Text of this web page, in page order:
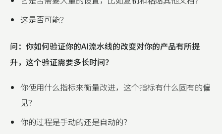
这是否可能？
问：你如何验证你的AI流水线的改变对你的产品有所提
升，这个验证需要多长时间？
你使用什么指标来衡量改进，这个指标有什么固有的偏
见？
你的过程是手动的还是自动的？